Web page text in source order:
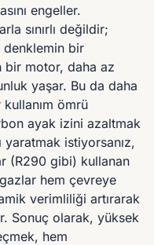
engeller.
sınırlı değildir;
denklemin bir
bir motor, daha az
yaşar. Bu da daha
ömrü
ayak izini azaltmak
istiyorsanız,
(R290 gibi) kullanan
hem çevreye
verimliliği artırarak
Sonuç olarak, yüksek
hem